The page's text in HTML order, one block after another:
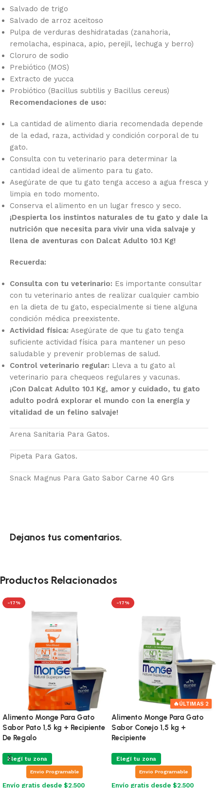
Salvado de trigo
Salvado de arroz aceitoso
Pulpa de verduras deshidratadas (zanahoria,
remolacha, espinaca, apio, perejil, lechuga y berro)
Cloruro de sodio
Prebiótico (MOS)
Extracto de yucca
Probiótico (Bacillus subtilis y Bacillus cereus)
Recomendaciones de uso:
La cantidad de alimento diaria recomendada depende
de la edad, raza, actividad y condición corporal de tu
gato.
Consulta con tu veterinario para determinar la
cantidad ideal de alimento para tu gato.
Asegúrate de que tu gato tenga acceso a agua fresca y
limpia en todo momento.
Conserva el alimento en un lugar fresco y seco.
¡Despierta los instintos naturales de tu gato y dale la
nutrición que necesita para vivir una vida salvaje y
llena de aventuras con Dalcat Adulto 10.1 Kg!
Recuerda:
Consulta con tu veterinario: Es importante consultar
con tu veterinario antes de realizar cualquier cambio
en la dieta de tu gato, especialmente si tiene alguna
condición médica preexistente.
Actividad física: Asegúrate de que tu gato tenga
suficiente actividad física para mantener un peso
saludable y prevenir problemas de salud.
Control veterinario regular: Lleva a tu gato al
veterinario para chequeos regulares y vacunas.
¡Con Dalcat Adulto 10.1 Kg, amor y cuidado, tu gato
adulto podrá explorar el mundo con la energía y
vitalidad de un felino salvaje!
Arena Sanitaria Para Gatos.
Pipeta Para Gatos.
Snack Magnus Para Gato Sabor Carne 40 Grs
Dejanos tus comentarios.
Productos Relacionados
-17%
Alimento Monge Para Gato
Sabor Pato 1,5 kg + Recipiente
De Regalo
Elegí tu zona
Envio Programable
Envío gratis desde $2.500
🔥ÚLTIMAS 2
-17%
Alimento Monge Para Gato
Sabor Conejo 1,5 kg +
Recipiente
Elegí tu zona
Envio Programable
Envío gratis desde $2.500